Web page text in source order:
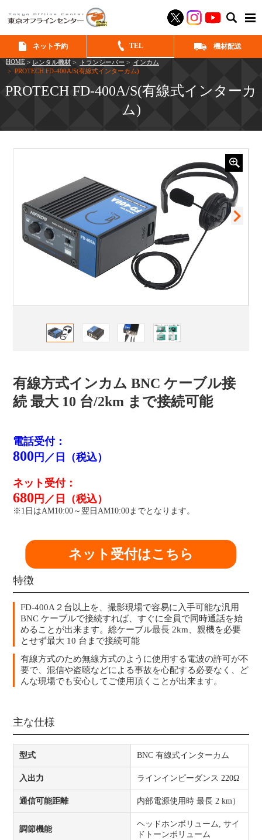
ネット予約 TEL 機材配送
HOME > レンタル機材 > トランシーバー > インカム
> PROTECH FD-400A/S(有線式インターカム)
PROTECH FD-400A/S(有線式インターカ
ム)
有線方式インカム BNC ケーブル接
続 最大 10 台/2km まで接続可能
電話受付：
800 円／日（税込）
ネット受付：
680 円／日（税込）
※1日はAM10:00～翌日AM10:00までとなります。
ネット受付はこちら
特徴
FD-400A２台以上を、撮影現場で容易に入手可能な汎用
BNC ケーブルで接続すれば、すぐに全員で同時通話を始
めることが出来ます。総ケーブル最長 2km、親機を必要
とせず最大 10 台まで接続可能
有線方式のため無線方式のように使用する電波の許可が不
要で、混信や盗聴などによる事故を心配する必要なく、ど
んな現場でも安心してご使用頂くことが出来ます。
主な仕様
型式 BNC 有線式インターカム
入出力 ラインインピーダンス 220Ω
通信可能距離 内部電源使用時 最長 2 km）
調節機能
ヘッドホンボリューム, サイ
ドトーンボリューム